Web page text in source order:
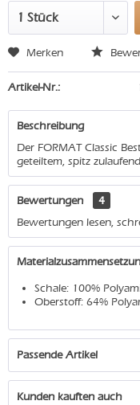
Merken
Artikel-Nr.:
Beschreibung
Der FORMAT Classic
geteiltem, spitz
Bewertungen
4
Bewertungen lesen,
Schale: 100%
Oberstoff: 64%
Passende Artikel
Kunden kauften auch